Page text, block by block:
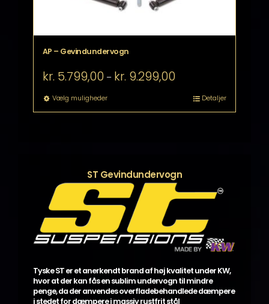
AP – Gevindundervogn
kr. 5.799,00 – kr. 9.299,00Prisinterval:
Vælg mulighederDette
vare
kan
vælges
varesiden
Detaljer
ST Gevindundervogn
Tyske ST er et anerkendt brand af høj kvalitet under KW,
hvor at der kan fås en sublim undervogn til mindre
penge, da der anvendes overfladebehandlede dæmpere
i stedet for dæmpere i massiv rustfrit stål